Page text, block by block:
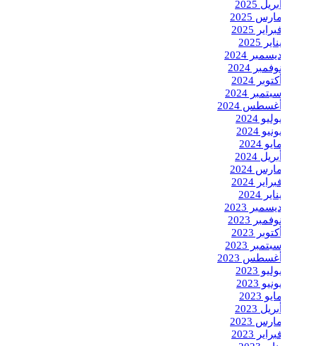
أبريل 2025
مارس 2025
فبراير 2025
يناير 2025
ديسمبر 2024
نوفمبر 2024
أكتوبر 2024
سبتمبر 2024
أغسطس 2024
يوليو 2024
يونيو 2024
مايو 2024
أبريل 2024
مارس 2024
فبراير 2024
يناير 2024
ديسمبر 2023
نوفمبر 2023
أكتوبر 2023
سبتمبر 2023
أغسطس 2023
يوليو 2023
يونيو 2023
مايو 2023
أبريل 2023
مارس 2023
فبراير 2023